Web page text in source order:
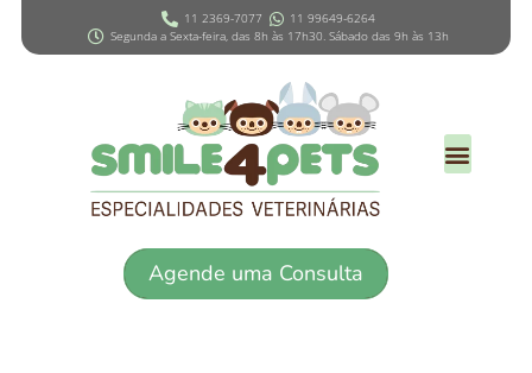
11 2369-7077
11 99649-6264
Segunda a Sexta-feira, das 8h às 17h30. Sábado das 9h às 13h
Agende uma Consulta